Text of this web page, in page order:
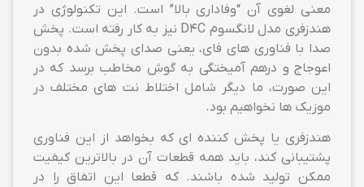
معنی لغوی آن “وفاداری بالا” است. این تکنولوژی در
هندزفری مدل لانگسوم D4C نیز به کار رفته است. پخش
صدا با فناوری های فای، یعنی صدای پخش شده بدون
اعوجاج و درهم آمیختگی به گوش مخاطب برسد که در
این صورت، ما دیگر شامل اختلاط نت های مختلف در
موزیک ها نخواهیم بود.
هندزفری یا پخش کننده ای که بخواهد از این فناوری
پشتیبانی کند، باید همه قطعات آن در بالاترین کیفیت
ممکن تولید شده باشند. که قطعا این اتفاق را در